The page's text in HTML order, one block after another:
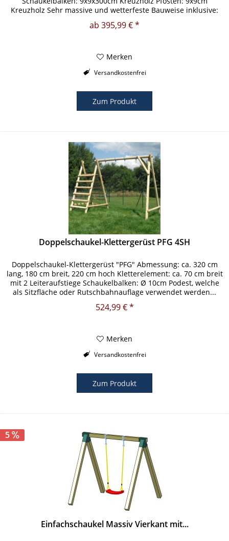
Kreuzholz Sehr massive und wetterfeste Bauweise inklusive:
Schaukelschellen /...
ab 395,99 € *
Merken
Versandkostenfrei
Zum Produkt
Doppelschaukel-Klettergerüst PFG 4SH
Doppelschaukel-Klettergerüst "PFG" Abmessung: ca. 320 cm
lang, 180 cm breit, 220 cm hoch Kletterelement: ca. 70 cm breit
mit 2 Leiteraufstiege Schaukelbalken: Ø 10cm Podest, welche
als Sitzfläche oder Rutschbahnauflage verwendet werden...
524,99 € *
Merken
Versandkostenfrei
Zum Produkt
5
Einfachschaukel Massiv Vierkant mit...